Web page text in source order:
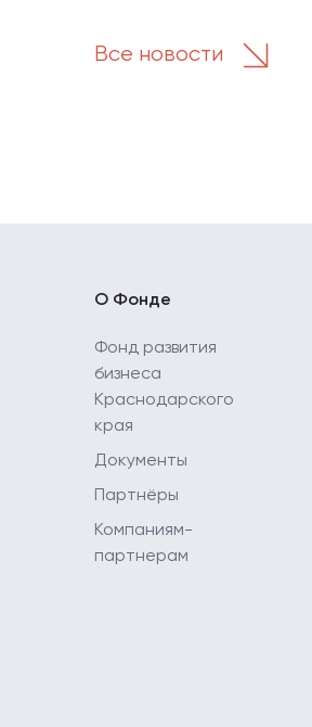
Все новости
О Фонде
Фонд развития
бизнеса
Краснодарского
края
Документы
Партнёры
Компаниям-
партнерам